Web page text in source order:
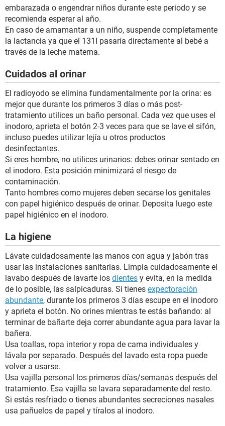
embarazada o engendrar niños durante este periodo y se
recomienda esperar al año.
En caso de amamantar a un niño, suspende completamente
la lactancia ya que el 131I pasaría directamente al bebé a
través de la leche materna.
Cuidados al orinar
El radioyodo se elimina fundamentalmente por la orina: es
mejor que durante los primeros 3 días o más post-
tratamiento utilices un baño personal. Cada vez que uses el
inodoro, aprieta el botón 2-3 veces para que se lave el sifón,
incluso puedes utilizar lejía u otros productos
desinfectantes.
Si eres hombre, no utilices urinarios: debes orinar sentado en
el inodoro. Esta posición minimizará el riesgo de
contaminación.
Tanto hombres como mujeres deben secarse los genitales
con papel higiénico después de orinar. Deposita luego este
papel higiénico en el inodoro.
La higiene
Lávate cuidadosamente las manos con agua y jabón tras
usar las instalaciones sanitarias. Limpia cuidadosamente el
lavabo después de lavarte los dientes y evita, en la medida
de lo posible, las salpicaduras. Si tienes expectoración
abundante, durante los primeros 3 días escupe en el inodoro
y aprieta el botón. No orines mientras te estás bañando: al
terminar de bañarte deja correr abundante agua para lavar la
bañera.
Usa toallas, ropa interior y ropa de cama individuales y
lávala por separado. Después del lavado esta ropa puede
volver a usarse.
Usa vajilla personal los primeros días/semanas después del
tratamiento. Esa vajilla se lavara separadamente del resto.
Si estás resfriado o tienes abundantes secreciones nasales
usa pañuelos de papel y tíralos al inodoro.